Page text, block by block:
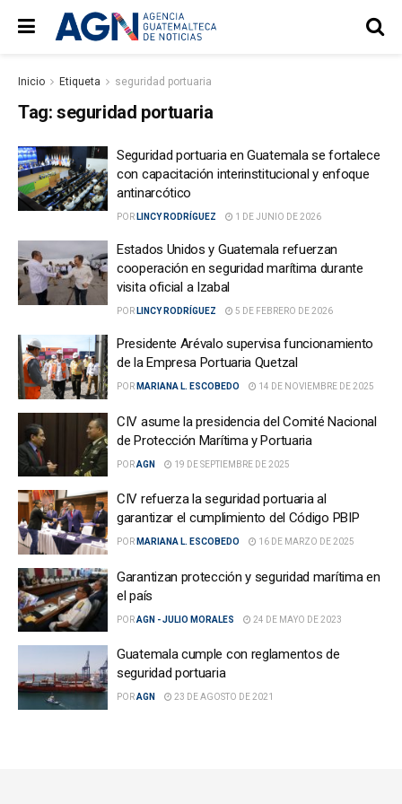
Inicio Etiqueta seguridad portuaria
Tag: seguridad portuaria
Seguridad portuaria en Guatemala se fortalece
con capacitación interinstitucional y enfoque
antinarcótico
POR LINCY RODRÍGUEZ 1 DE JUNIO DE 2026
Estados Unidos y Guatemala refuerzan
cooperación en seguridad marítima durante
visita oficial a Izabal
POR LINCY RODRÍGUEZ 5 DE FEBRERO DE 2026
Presidente Arévalo supervisa funcionamiento
de la Empresa Portuaria Quetzal
POR MARIANA L. ESCOBEDO 14 DE NOVIEMBRE DE 2025
CIV asume la presidencia del Comité Nacional
de Protección Marítima y Portuaria
PORAGN 19 DE SEPTIEMBRE DE 2025
CIV refuerza la seguridad portuaria al
garantizar el cumplimiento del Código PBIP
POR MARIANA L. ESCOBEDO 16 DE MARZO DE 2025
Garantizan protección y seguridad marítima en
el país
PORAGN - JULIO MORALES 24 DE MAYO DE 2023
Guatemala cumple con reglamentos de
seguridad portuaria
PORAGN 23 DE AGOSTO DE 2021